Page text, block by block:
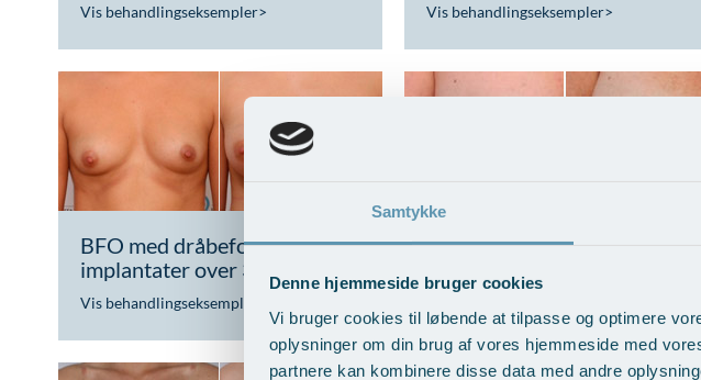
Samtykke
Denne hjemmeside bruger cookies
Vi bruger cookies til løbende at tilpasse og optimere
oplysninger om din brug af vores hjemmeside med
partnere kan kombinere disse data med andre
Vis behandlingseksempler> Vis behandlingseksempler>
BFO med dråbeformede
implantater over 300 ml
Vis behandlingseksempler
BFO med udskiftning af